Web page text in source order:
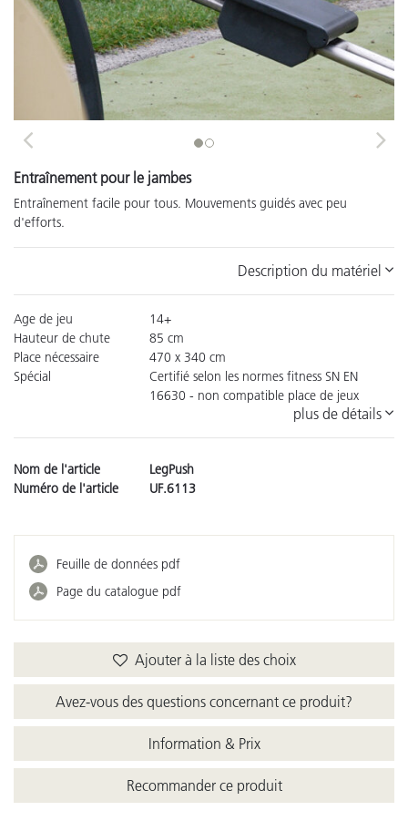
Previous Next
Entraînement pour le jambes
Entraînement facile pour tous. Mouvements guidés avec peu
d'efforts.
Description du matériel
Age de jeu
14+
Hauteur de chute
85 cm
Place nécessaire
470 x 340 cm
Spécial
Certifié selon les normes fitness SN EN
16630 - non compatible place de jeux
plus de détails
Nom de l'article
LegPush
Numéro de l'article
UF.6113
Feuille de données pdf
Page du catalogue pdf
Ajouter à la liste des choix
Avez-vous des questions concernant ce produit?
Information & Prix
Recommander ce produit